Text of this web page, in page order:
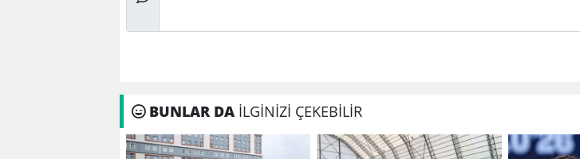
BUNLAR DA İLGİNİZİ ÇEKEBİLİR